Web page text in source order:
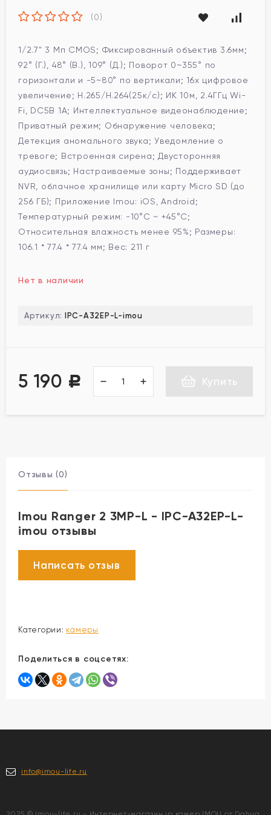
(0)
1/2.7" 3 Мп CMOS; Фиксированный объектив 3.6мм;
92° (Г.), 48° (В.), 109° (Д.); Поворот 0~355° по
горизонтали и -5~80° по вертикали; 16x цифровое
увеличение; H.265/H.264(25к/с); ИК 10м, 2.4ГГц Wi-
Fi, DC5В 1A; Интеллектуальное видеонаблюдение;
Приватный режим; Обнаружение человека;
Детекция аномального звука; Уведомление о
тревоге; Встроенная сирена; Двусторонняя
аудиосвязь; Настраиваемые зоны; Поддерживает
NVR, облачное хранилище или карту Micro SD (до
256 ГБ); Приложение Imou: iOS, Android;
Температурный режим: -10°C ~ +45°C;
Относительная влажность менее 95%; Размеры:
106.1 * 77.4 * 77.4 мм; Вес: 211 г
Нет в наличии
Артикул: IPC-A32EP-L-imou
5 190 Р Купить
Отзывы (0)
Imou Ranger 2 3MP-L - IPC-A32EP-L-
imou отзывы
Категории: камеры
Поделиться в соцсетях:
info@imou-life.ru